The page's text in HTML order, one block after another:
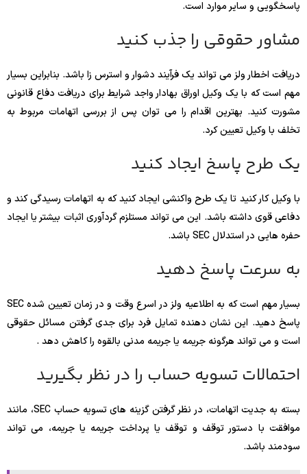
پاسخگویی و سایر موارد است.
مشاور حقوقی را جذب کنید
دریافت اخطار ولز می تواند یک فرآیند دشوار و استرس زا باشد. بنابراین بسیار
مهم است که با یک وکیل اوراق بهادار واجد شرایط برای دریافت دفاع قانونی
مشورت کنید. بهترین اقدام را می توان پس از بررسی اتهامات مربوط به
تخلف با وکیل تعیین کرد.
یک طرح پاسخ ایجاد کنید
با وکیل کار کنید تا یک طرح واکنشی ایجاد کنید که به اتهامات رسیدگی کند و
دفاعی قوی داشته باشد. این می تواند مستلزم گردآوری اثبات بیشتر یا ایجاد
حفره هایی در استدلال SEC باشد.
به سرعت پاسخ دهید
بسیار مهم است که به اطلاعیه ولز در اسرع وقت و در زمان تعیین شده SEC
پاسخ دهید. این نشان دهنده تمایل فرد برای جدی گرفتن مسائل حقوقی
است و می تواند هرگونه جریمه یا جریمه مدنی بالقوه را کاهش دهد .
احتمالات تسویه حساب را در نظر بگیرید
بسته به جدیت اتهامات، در نظر گرفتن گزینه های تسویه حساب SEC، مانند
موافقت با دستور توقف و توقف یا پرداخت جریمه یا جریمه، می تواند
سودمند باشد.